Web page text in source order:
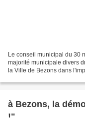
Le conseil municipal du 30
majorité municipale divers
la Ville de Bezons dans
à Bezons, la